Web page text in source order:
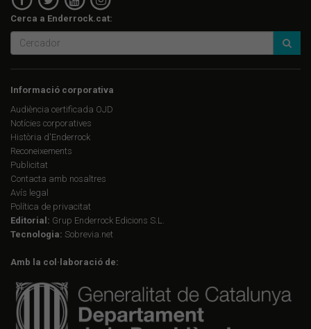
Cerca a Enderrock.cat:
Informació corporativa
Audiència certificada OJD
Notícies corporatives
Història d'Enderrock
Reconeixements
Publicitat
Contacta amb nosaltres
Avís legal
Política de privacitat
Editorial: Grup Enderrock Edicions S.L.
Tecnologia: Sobrevia.net
Amb la col·laboració de: